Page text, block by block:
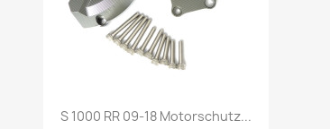
Vorschau
S 1000 RR 09-18 Motorschutz...